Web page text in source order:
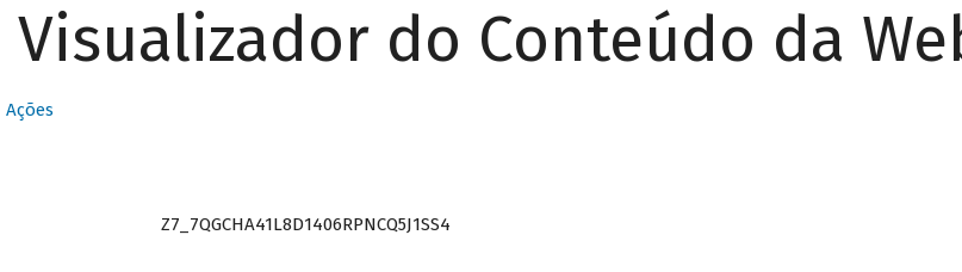
Visualizador do Conteúdo da
Ações
Z7_7QGCHA41L8D1406RPNCQ5J1SS4